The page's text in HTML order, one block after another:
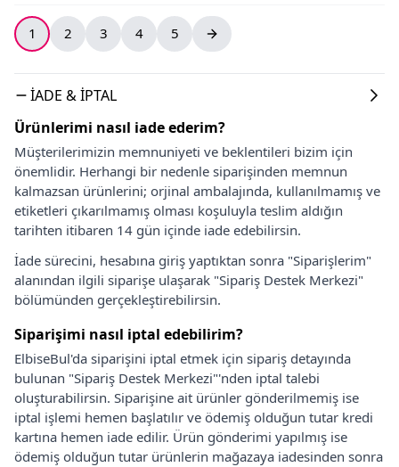
1 2 3 4 5
İADE & İPTAL
Ürünlerimi nasıl iade ederim?
Müşterilerimizin memnuniyeti ve beklentileri bizim için
önemlidir. Herhangi bir nedenle siparişinden memnun
kalmazsan ürünlerini; orjinal ambalajında, kullanılmamış ve
etiketleri çıkarılmamış olması koşuluyla teslim aldığın
tarihten itibaren 14 gün içinde iade edebilirsin.
İade sürecini, hesabına giriş yaptıktan sonra "Siparişlerim"
alanından ilgili siparişe ulaşarak "Sipariş Destek Merkezi"
bölümünden gerçekleştirebilirsin.
Siparişimi nasıl iptal edebilirim?
ElbiseBul'da siparişini iptal etmek için sipariş detayında
bulunan "Sipariş Destek Merkezi"'nden iptal talebi
oluşturabilirsin. Siparişine ait ürünler gönderilmemiş ise
iptal işlemi hemen başlatılır ve ödemiş olduğun tutar kredi
kartına hemen iade edilir. Ürün gönderimi yapılmış ise
ödemiş olduğun tutar ürünlerin mağazaya iadesinden sonra